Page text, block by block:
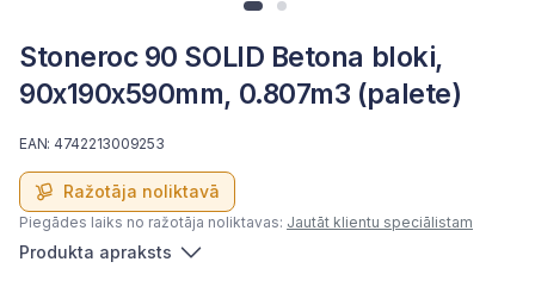
Stoneroc 90 SOLID Betona bloki,
90x190x590mm, 0.807m3 (palete)
Ražotāja noliktavā
EAN: 4742213009253
Piegādes laiks no ražotāja noliktavas: Jautāt klientu speciālistam
Produkta apraksts